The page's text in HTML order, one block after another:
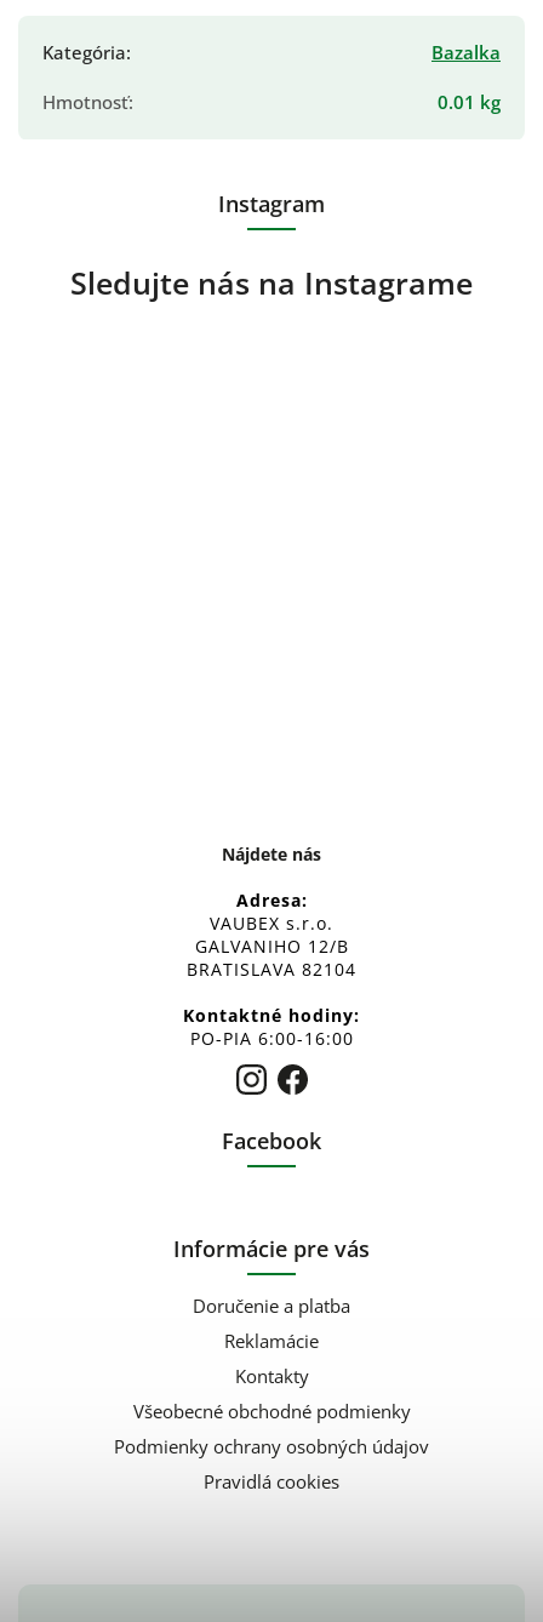
Kategória:
Bazalka
Hmotnosť: 0.01 kg
Instagram
Sledujte nás na Instagrame
Nájdete nás
Adresa:
VAUBEX s.r.o.
GALVANIHO 12/B
BRATISLAVA 82104
Kontaktné hodiny:
PO-PIA 6:00-16:00
Facebook
Informácie pre vás
Doručenie a platba
Reklamácie
Kontakty
Všeobecné obchodné podmienky
Podmienky ochrany osobných údajov
Pravidlá cookies